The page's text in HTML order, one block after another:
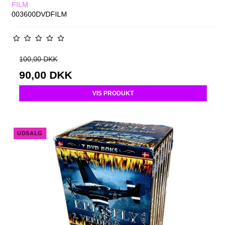
FILM
003600DVDFILM
100,00 DKK
90,00 DKK
VIS PRODUKT
UDSALG